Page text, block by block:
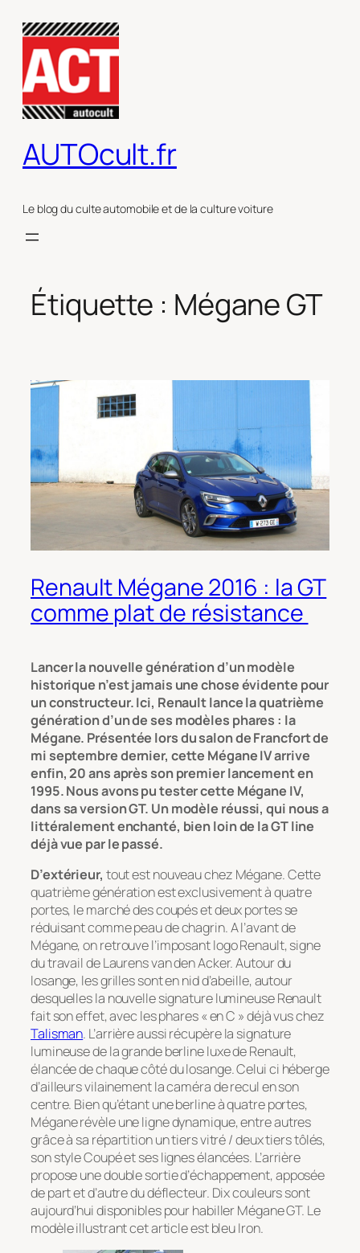
contenu
AUTOcult.fr
Le blog du culte automobile et de la culture voiture
Étiquette : Mégane GT
Renault Mégane 2016 : la GT
comme plat de résistance
Lancer la nouvelle génération d’un modèle
historique n’est jamais une chose évidente pour
un constructeur. Ici, Renault lance la quatrième
génération d’un de ses modèles phares : la
Mégane. Présentée lors du salon de Francfort de
mi septembre dernier, cette Mégane IV arrive
enfin, 20 ans après son premier lancement en
1995. Nous avons pu tester cette Mégane IV,
dans sa version GT. Un modèle réussi, qui nous a
littéralement enchanté, bien loin de la GT line
déjà vue par le passé.
D’extérieur, tout est nouveau chez Mégane. Cette
quatrième génération est exclusivement à quatre
portes, le marché des coupés et deux portes se
réduisant comme peau de chagrin. A l’avant de
Mégane, on retrouve l’imposant logo Renault, signe
du travail de Laurens van den Acker. Autour du
losange, les grilles sont en nid d’abeille, autour
desquelles la nouvelle signature lumineuse Renault
fait son effet, avec les phares « en C » déjà vus chez
Talisman. L’arrière aussi récupère la signature
lumineuse de la grande berline luxe de Renault,
élancée de chaque côté du losange. Celui ci héberge
d’ailleurs vilainement la caméra de recul en son
centre. Bien qu’étant une berline à quatre portes,
Mégane révèle une ligne dynamique, entre autres
grâce à sa répartition un tiers vitré / deux tiers tôlés,
son style Coupé et ses lignes élancées. L’arrière
propose une double sortie d’échappement, apposée
de part et d’autre du déflecteur. Dix couleurs sont
aujourd’hui disponibles pour habiller Mégane GT. Le
modèle illustrant cet article est bleu Iron.